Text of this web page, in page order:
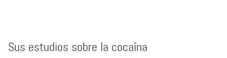
Sus estudios sobre la cocaína